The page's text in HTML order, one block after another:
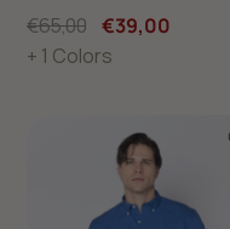
€65,00 €39,00
+ 1 Colors